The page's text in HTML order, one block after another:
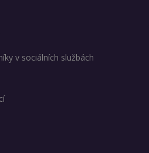
v sociálních službách